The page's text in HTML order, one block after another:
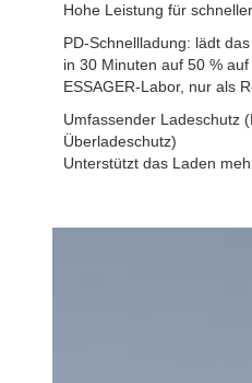
Hohe Leistung für
PD-Schnellladung: lädt
in 30 Minuten auf 50 %
ESSAGER-Labor, nur als
Umfassender Ladeschutz
Überladeschutz)
Unterstützt das Laden